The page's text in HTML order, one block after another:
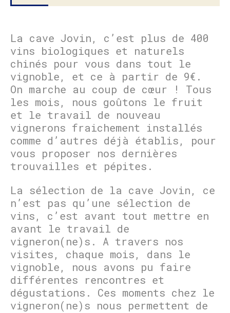
La cave Jovin, c’est plus de 400
vins biologiques et naturels
chinés pour vous dans tout le
vignoble, et ce à partir de 9€.
On marche au coup de cœur ! Tous
les mois, nous goûtons le fruit
et le travail de nouveau
vignerons fraichement installés
comme d’autres déjà établis, pour
vous proposer nos dernières
trouvailles et pépites.
La sélection de la cave Jovin, ce
n’est pas qu’une sélection de
vins, c’est avant tout mettre en
avant le travail de
vigneron(ne)s. A travers nos
visites, chaque mois, dans le
vignoble, nous avons pu faire
différentes rencontres et
dégustations. Ces moments chez le
vigneron(ne)s nous permettent de